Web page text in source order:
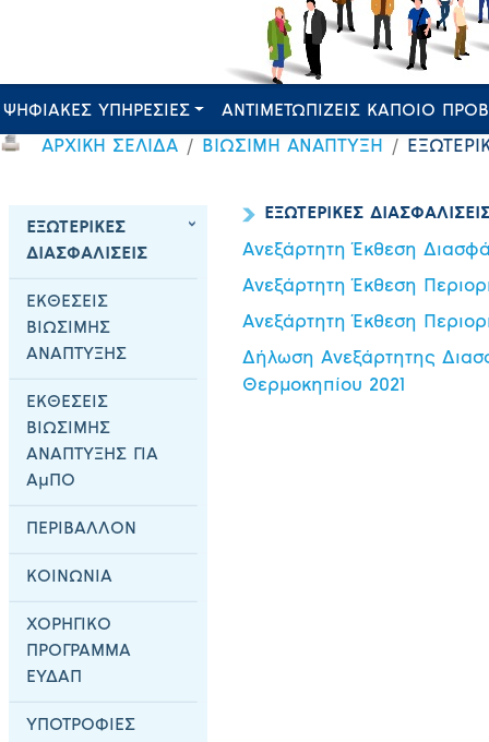
ΨΗΦΙΑΚΕΣ ΥΠΗΡΕΣΙΕΣ ΑΝΤΙΜΕΤΩΠΙΖΕΙΣ ΚΑΠΟΙΟ
ΑΡΧΙΚΗ ΣΕΛΙΔΑ ΒΙΩΣΙΜΗ ΑΝΑΠΤΥΞΗ
ΕΞΩΤΕΡΙΚΕΣ
ΔΙΑΣΦΑΛΙΣΕΙΣ
ΕΚΘΕΣΕΙΣ
ΒΙΩΣΙΜΗΣ
ΑΝΑΠΤΥΞΗΣ
ΕΚΘΕΣΕΙΣ
ΒΙΩΣΙΜΗΣ
ΑΝΑΠΤΥΞΗΣ ΓΙΑ
ΑμΠΟ
ΠΕΡΙΒΑΛΛΟΝ
ΚΟΙΝΩΝΙΑ
ΧΟΡΗΓΙΚΟ
ΠΡΟΓΡΑΜΜΑ
ΕΥΔΑΠ
ΥΠΟΤΡΟΦΙΕΣ
ΕΞΩΤΕΡΙΚΕΣ
Ανεξάρτητη Έκθεση
Ανεξάρτητη Έκθεση
Ανεξάρτητη Έκθεση
Δήλωση Ανεξάρτητης
Θερμοκηπίου 2021